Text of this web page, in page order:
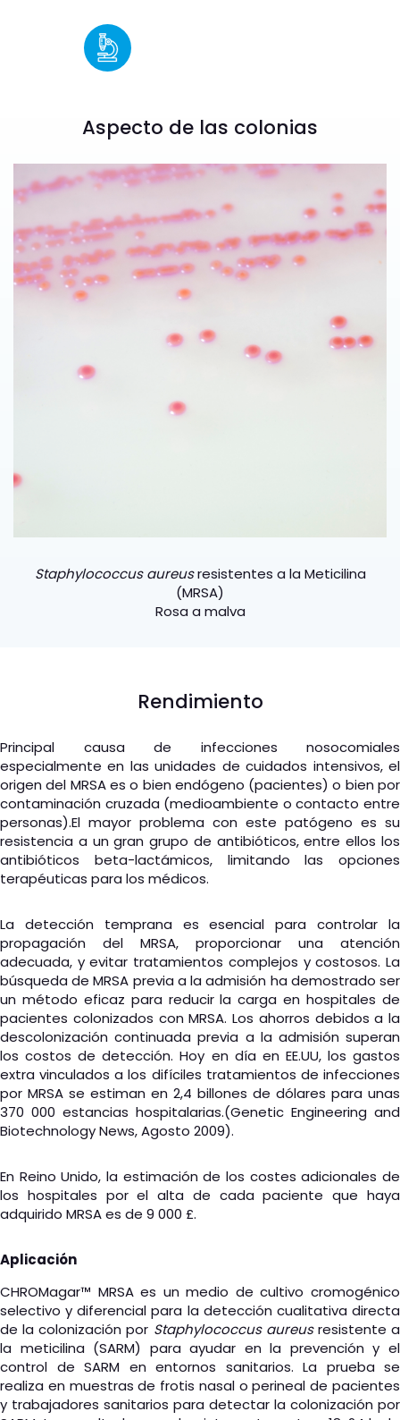
Aspecto de las colonias
Staphylococcus aureusresistentes a la Meticilina
(MRSA)
Rosa a malva
Rendimiento
Principal causa de infecciones nosocomiales
especialmente en las unidades de cuidados intensivos, el
origen del MRSA es o bien endógeno (pacientes) o bien por
contaminación cruzada (medioambiente o contacto entre
personas).El mayor problema con este patógeno es su
resistencia a un gran grupo de antibióticos, entre ellos los
antibióticos beta-lactámicos, limitando las opciones
terapéuticas para los médicos.
La detección temprana es esencial para controlar la
propagación del MRSA, proporcionar una atención
adecuada, y evitar tratamientos complejos y costosos. La
búsqueda de MRSA previa a la admisión ha demostrado ser
un método eficaz para reducir la carga en hospitales de
pacientes colonizados con MRSA. Los ahorros debidos a la
descolonización continuada previa a la admisión superan
los costos de detección. Hoy en día en EE.UU, los gastos
extra vinculados a los difíciles tratamientos de infecciones
por MRSA se estiman en 2,4 billones de dólares para unas
370 000 estancias hospitalarias.(Genetic Engineering and
Biotechnology News, Agosto 2009).
En Reino Unido, la estimación de los costes adicionales de
los hospitales por el alta de cada paciente que haya
adquirido MRSA es de 9 000 £.
Aplicación
CHROMagar™ MRSA es un medio de cultivo cromogénico
selectivo y diferencial para la detección cualitativa directa
de la colonización por Staphylococcus aureusresistente a
la meticilina (SARM) para ayudar en la prevención y el
control de SARM en entornos sanitarios. La prueba se
realiza en muestras de frotis nasal o perineal de pacientes
y trabajadores sanitarios para detectar la colonización por